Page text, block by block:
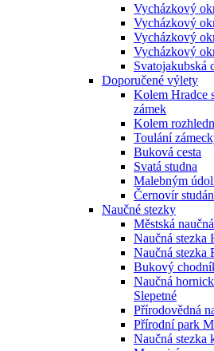
Vycházkový
Vycházkový
Vycházkový
Vycházkový
Svatojakubská
Doporučené výlety
Kolem Hradce
zámek
Kolem
Toulání
Buková cesta
Svatá studna
Malebným
Černovír
Naučné stezky
Městská
Naučná stezka
Naučná stezka
Bukový
Naučná
Slepetné
Přírodovědná
Přírodní park
Naučná stezka